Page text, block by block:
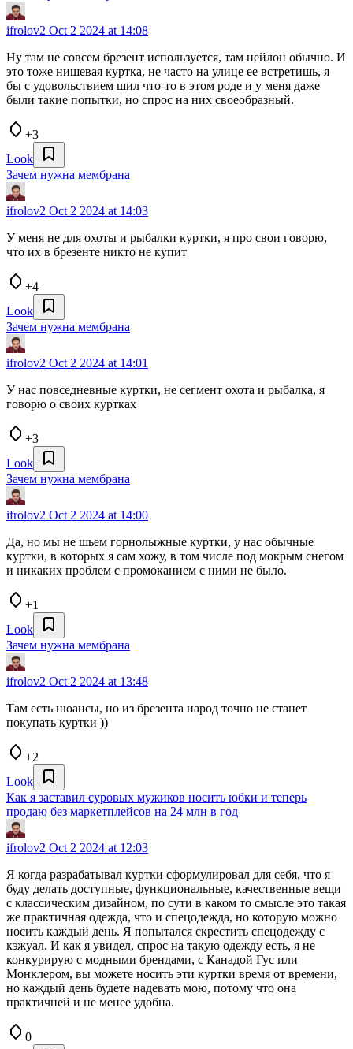
ifrolov2 Oct 2 2024 at 14:08
Ну там не совсем брезент используется, там нейлон обычно. И
это тоже нишевая куртка, не часто на улице ее встретишь, я
бы с удовольствием шил что-то в этом роде и у меня даже
были такие попытки, но спрос на них своеобразный.
+3
Look
Зачем нужна мембрана
ifrolov2 Oct 2 2024 at 14:03
У меня не для охоты и рыбалки куртки, я про свои говорю,
что их в брезенте никто не купит
+4
Look
Зачем нужна мембрана
ifrolov2 Oct 2 2024 at 14:01
У нас повседневные куртки, не сегмент охота и рыбалка, я
говорю о своих куртках
+3
Look
Зачем нужна мембрана
ifrolov2 Oct 2 2024 at 14:00
Да, но мы не шьем горнолыжные куртки, у нас обычные
куртки, в которых я сам хожу, в том числе под мокрым снегом
и никаких проблем с промоканием с ними не было.
+1
Look
Зачем нужна мембрана
ifrolov2 Oct 2 2024 at 13:48
Там есть нюансы, но из брезента народ точно не станет
покупать куртки ))
+2
Look
Как я заставил суровых мужиков носить юбки и теперь
продаю без маркетплейсов на 24 млн в год
ifrolov2 Oct 2 2024 at 12:03
Я когда разрабатывал куртки сформулировал для себя, что я
буду делать доступные, функциональные, качественные вещи
с классическим дизайном, по сути в каком то смысле это такая
же практичная одежда, что и спецодежда, но которую можно
носить каждый день. Я попытался скрестить спецодежду с
кэжуал. И как я увидел, спрос на такую одежду есть, я не
конкурирую с модными брендами, с Канадой Гус или
Монклером, вы можете носить эти куртки время от времени,
но каждый день будете надевать мою, потому что она
практичней и не менее удобна.
0